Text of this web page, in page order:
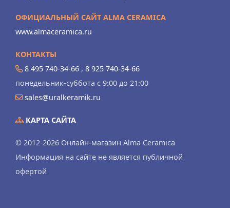
ОФИЦИАЛЬНЫЙ САЙТ ALMA CERAMICA
www.almaceramica.ru
КОНТАКТЫ
8 495 740-34-66 , 8 925 740-34-66
понедельник-суббота с 9:00 до 21:00
sales@uralkeramik.ru
КАРТА САЙТА
© 2012-2026 Онлайн-магазин Alma Ceramica
Информация на сайте не является публичной
офертой